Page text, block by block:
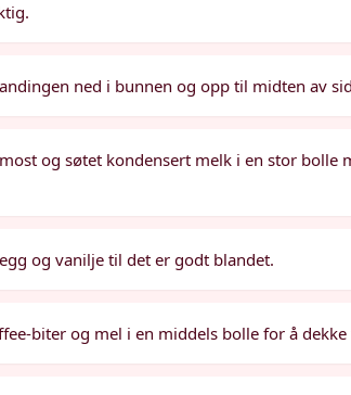
ned i bunnen og opp til midten av
og søtet kondensert melk i en stor
og vanilje til det er godt blandet.
biter og mel i en middels bolle for å